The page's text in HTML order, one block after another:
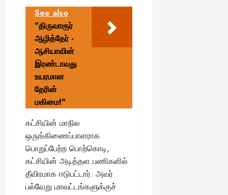
See also
"திருவாரூர்
ஆழித்தேர் -
ஆசியாவின்
இரண்டாவது
உயரமான
தேரின்
மகிமை!"
கட்சியின் மாநில
ஒருங்கிணைப்பாளராக
பொறுப்பேற்ற பொற்கொடி,
கட்சியின் அடித்தள பணிகளில்
தீவிரமாக ஈடுபட்டார். அவர்
பல்வேறு மாவட்டங்களுக்குச்